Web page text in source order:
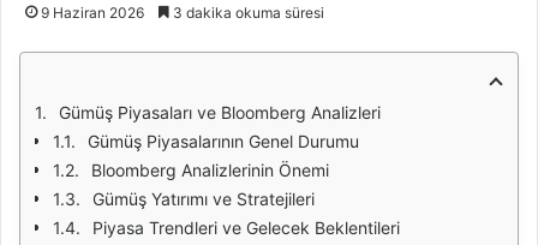
9 Haziran 2026 3 dakika okuma süresi
Gümüş Piyasaları ve Bloomberg Analizleri
Gümüş Piyasalarının Genel Durumu
Bloomberg Analizlerinin Önemi
Gümüş Yatırımı ve Stratejileri
Piyasa Trendleri ve Gelecek Beklentileri